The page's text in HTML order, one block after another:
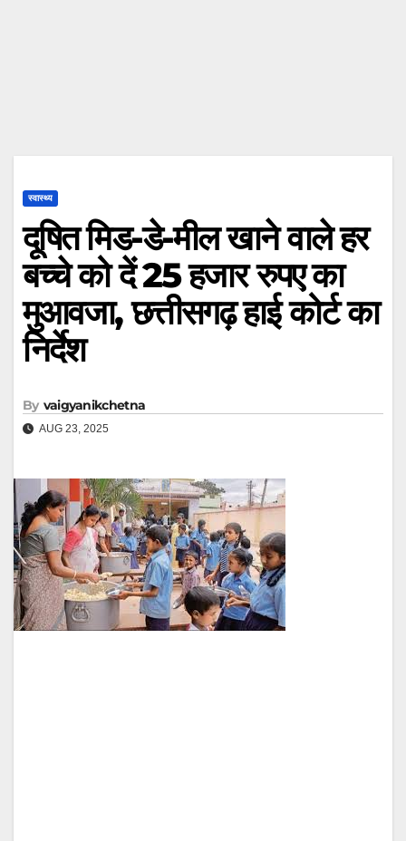
स्वास्थ्य
दूषित मिड-डे-मील खाने वाले हर
बच्चे को दें 25 हजार रुपए का
मुआवजा, छत्तीसगढ़ हाई कोर्ट का
निर्देश
By vaigyanikchetna
AUG 23, 2025